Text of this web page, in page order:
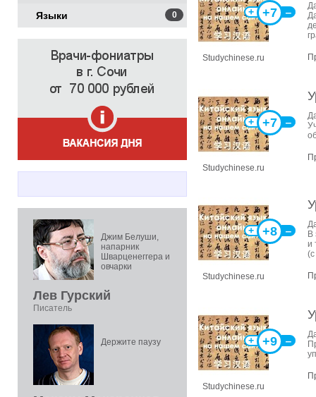
Studychinese.ru
+7
+ ‒
Studychinese.ru
+7
+ ‒
Studychinese.ru
+8
+ ‒
В
и
Studychinese.ru
+9
+ ‒
Языки 0
Джим Белуши,
напарник
Шварценеггера и
овчарки
Лев Гурский
Писатель
Держите паузу